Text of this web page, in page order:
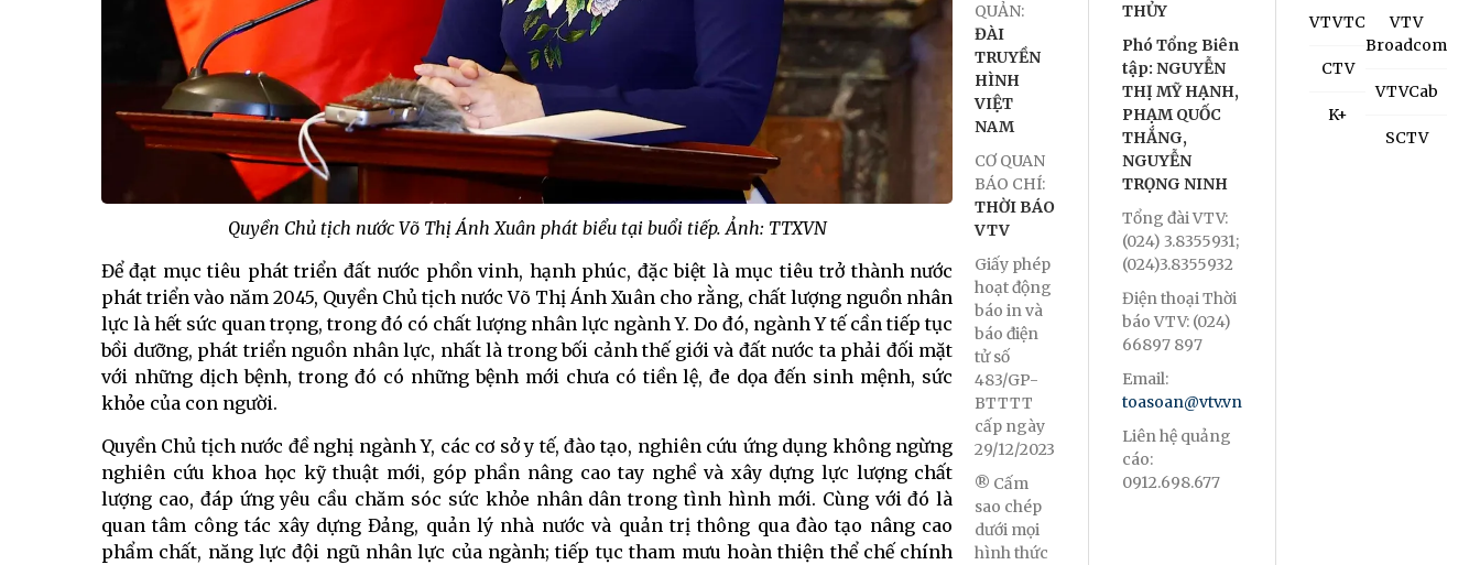
Quyền Chủ tịch nước Võ Thị Ánh Xuân phát biểu tại buổi tiếp. Ảnh: TTXVN
Để đạt mục tiêu phát triển đất nước phồn vinh, hạnh phúc, đặc biệt là mục tiêu trở thành nước
phát triển vào năm 2045, Quyền Chủ tịch nước Võ Thị Ánh Xuân cho rằng, chất lượng nguồn nhân
lực là hết sức quan trọng, trong đó có chất lượng nhân lực ngành Y. Do đó, ngành Y tế cần tiếp tục
bồi dưỡng, phát triển nguồn nhân lực, nhất là trong bối cảnh thế giới và đất nước ta phải đối mặt
với những dịch bệnh, trong đó có những bệnh mới chưa có tiền lệ, đe dọa đến sinh mệnh, sức
khỏe của con người.
Quyền Chủ tịch nước đề nghị ngành Y, các cơ sở y tế, đào tạo, nghiên cứu ứng dụng không ngừng
nghiên cứu khoa học kỹ thuật mới, góp phần nâng cao tay nghề và xây dựng lực lượng chất
lượng cao, đáp ứng yêu cầu chăm sóc sức khỏe nhân dân trong tình hình mới. Cùng với đó là
quan tâm công tác xây dựng Đảng, quản lý nhà nước và quản trị thông qua đào tạo nâng cao
phẩm chất, năng lực đội ngũ nhân lực của ngành; tiếp tục tham mưu hoàn thiện thể chế chính
QUẢN:
ĐÀI
TRUYỀN
HÌNH
VIỆT
NAM
CƠ QUAN
BÁO CHÍ:
THỜI BÁO
VTV
Giấy phép
hoạt động
báo in và
báo điện
tử số
483/GP-
BTTTT
cấp ngày
29/12/2023
® Cấm
sao chép
dưới mọi
hình thức
THỦY
Phó Tổng Biên
tập: NGUYỄN
THỊ MỸ HẠNH,
PHẠM QUỐC
THẮNG,
NGUYỄN
TRỌNG NINH
Tổng đài VTV:
(024) 3.8355931;
(024)3.8355932
Điện thoại Thời
báo VTV: (024)
66897 897
Email:
toasoan@vtv.vn
Liên hệ quảng
cáo:
0912.698.677
VTVTC
CTV
K+
VTV
Broadcom
VTVCab
SCTV